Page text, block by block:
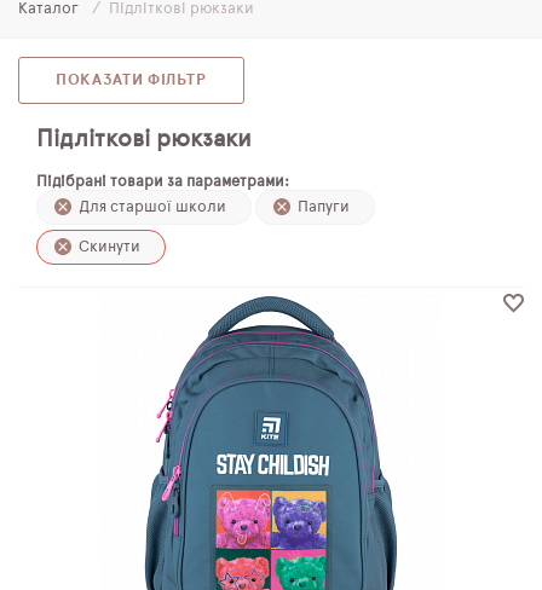
МОЛОДІЖНІ РЮКЗАКИ
ПЕНАЛИ
МІШКИ ДЛЯ ВЗУТТЯ
ПЛЯШКИ ДЛЯ ВОДИ
DELUNE
Каталог Підліткові рюкзаки
ПОКАЗАТИ ФІЛЬТР
Підліткові рюкзаки
Підібрані товари за параметрами:
Для старшої школи
Папуги
Скинути